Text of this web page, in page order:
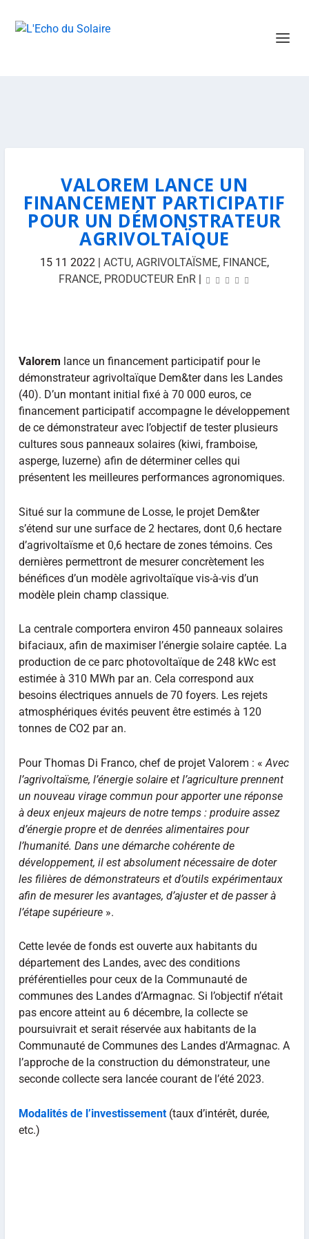
VALOREM LANCE UN
FINANCEMENT PARTICIPATIF
POUR UN DÉMONSTRATEUR
AGRIVOLTAÏQUE
15 11 2022| ACTU, AGRIVOLTAÏSME, FINANCE,
FRANCE, PRODUCTEUR EnR |
Valorem lance un financement participatif pour le
démonstrateur agrivoltaïque Dem&ter dans les Landes
(40). D’un montant initial fixé à 70 000 euros, ce
financement participatif accompagne le développement
de ce démonstrateur avec l’objectif de tester plusieurs
cultures sous panneaux solaires (kiwi, framboise,
asperge, luzerne) afin de déterminer celles qui
présentent les meilleures performances agronomiques.
Situé sur la commune de Losse, le projet Dem&ter
s’étend sur une surface de 2 hectares, dont 0,6 hectare
d’agrivoltaïsme et 0,6 hectare de zones témoins. Ces
dernières permettront de mesurer concrètement les
bénéfices d’un modèle agrivoltaïque vis-à-vis d’un
modèle plein champ classique.
La centrale comportera environ 450 panneaux solaires
bifaciaux, afin de maximiser l’énergie solaire captée. La
production de ce parc photovoltaïque de 248 kWc est
estimée à 310 MWh par an. Cela correspond aux
besoins électriques annuels de 70 foyers. Les rejets
atmosphériques évités peuvent être estimés à 120
tonnes de CO2 par an.
Pour Thomas Di Franco, chef de projet Valorem : « Avec
l’agrivoltaïsme, l’énergie solaire et l’agriculture prennent
un nouveau virage commun pour apporter une réponse
à deux enjeux majeurs de notre temps : produire assez
d’énergie propre et de denrées alimentaires pour
l’humanité. Dans une démarche cohérente de
développement, il est absolument nécessaire de doter
les filières de démonstrateurs et d’outils expérimentaux
afin de mesurer les avantages, d’ajuster et de passer à
l’étape supérieure».
Cette levée de fonds est ouverte aux habitants du
département des Landes, avec des conditions
préférentielles pour ceux de la Communauté de
communes des Landes d’Armagnac. Si l’objectif n’était
pas encore atteint au 6 décembre, la collecte se
poursuivrait et serait réservée aux habitants de la
Communauté de Communes des Landes d’Armagnac. A
l’approche de la construction du démonstrateur, une
seconde collecte sera lancée courant de l’été 2023.
Modalités de l’investissement(taux d’intérêt, durée,
etc.)